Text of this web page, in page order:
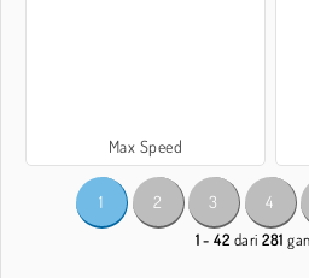
Max Speed
1 2 3 4
1 - 42 dari281